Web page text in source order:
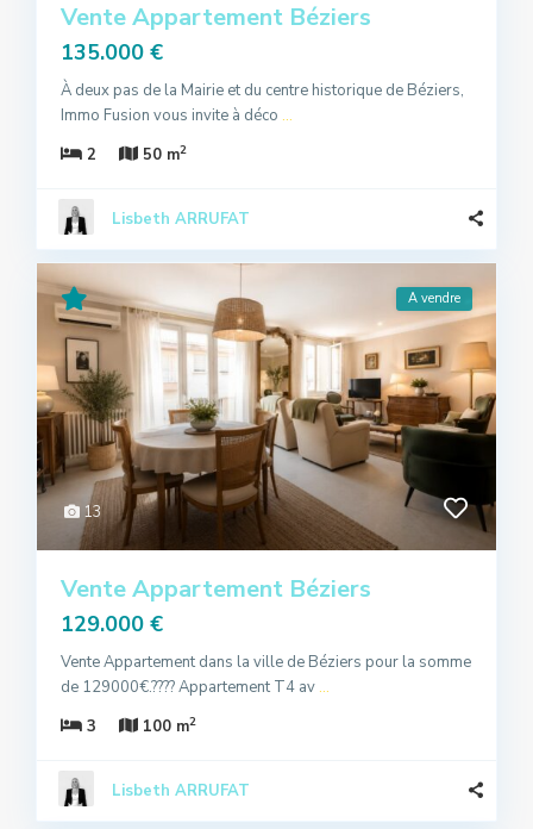
Vente Appartement Béziers
135.000 €
À deux pas de la Mairie et du centre historique de Béziers,
Immo Fusion vous invite à déco ...
2
50 m2
Lisbeth ARRUFAT
13
A vendre
Vente Appartement Béziers
129.000 €
Vente Appartement dans la ville de Béziers pour la somme
de 129000€.???? Appartement T4 av ...
3
100 m2
Lisbeth ARRUFAT